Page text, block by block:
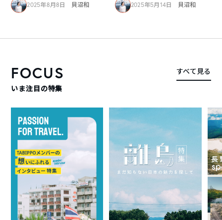
2025年8月8日 貝沼和 2025年5月14日 貝沼和
FOCUS
いま注目の特集
すべて見る